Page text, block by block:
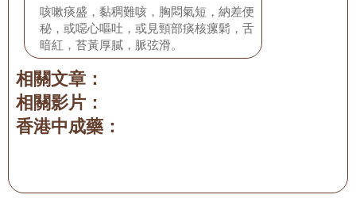
咳嗽痰盛，黏稠難咳，胸悶氣短，納差便
秘，或噁心嘔吐，或見頸部痰核瘰鬁，舌
暗紅，苔黃厚膩，脈弦滑。
相關文章：
相關影片：
香港中成藥：